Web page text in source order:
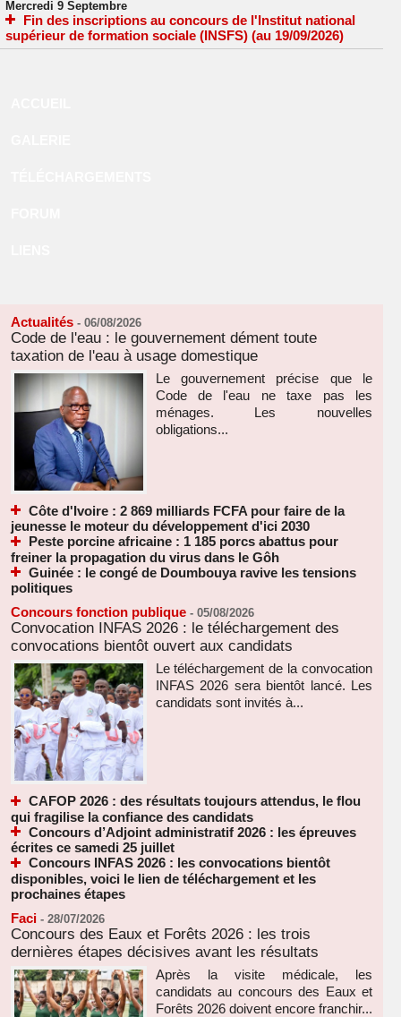
Mercredi 9 Septembre
Fin des inscriptions au concours de l'Institut national
supérieur de formation sociale (INSFS) (au 19/09/2026)
Actualités - 06/08/2026
Code de l'eau : le gouvernement dément toute
taxation de l'eau à usage domestique
Le gouvernement précise que le
Code de l'eau ne taxe pas les
ménages. Les nouvelles
obligations...
Côte d'Ivoire : 2 869 milliards FCFA pour faire de la
jeunesse le moteur du développement d'ici 2030
Peste porcine africaine : 1 185 porcs abattus pour
freiner la propagation du virus dans le Gôh
Guinée : le congé de Doumbouya ravive les tensions
politiques
Concours fonction publique - 05/08/2026
Convocation INFAS 2026 : le téléchargement des
convocations bientôt ouvert aux candidats
Le téléchargement de la convocation
INFAS 2026 sera bientôt lancé. Les
candidats sont invités à...
CAFOP 2026 : des résultats toujours attendus, le flou
qui fragilise la confiance des candidats
Concours d’Adjoint administratif 2026 : les épreuves
écrites ce samedi 25 juillet
Concours INFAS 2026 : les convocations bientôt
disponibles, voici le lien de téléchargement et les
prochaines étapes
Faci - 28/07/2026
Concours des Eaux et Forêts 2026 : les trois
dernières étapes décisives avant les résultats
Après la visite médicale, les
candidats au concours des Eaux et
Forêts 2026 doivent encore franchir...